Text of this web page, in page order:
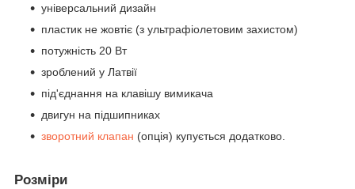
універсальний дизайн
пластик не жовтіє (з ультрафіолетовим захистом)
потужність 20 Вт
зроблений у Латвії
під'єднання на клавішу вимикача
двигун на підшипниках
зворотний клапан (опція) купується додатково.
Розміри